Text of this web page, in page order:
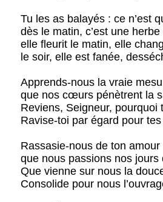
Tu les as balayés : ce n’est
dès le matin, c’est une
elle fleurit le matin, elle
le soir, elle est fanée,
Apprends-nous la vraie
que nos cœurs pénètrent la
Reviens, Seigneur, pourquoi
Ravise-toi par égard pour
Rassasie-nous de ton
que nous passions nos
Que vienne sur nous la
Consolide pour nous